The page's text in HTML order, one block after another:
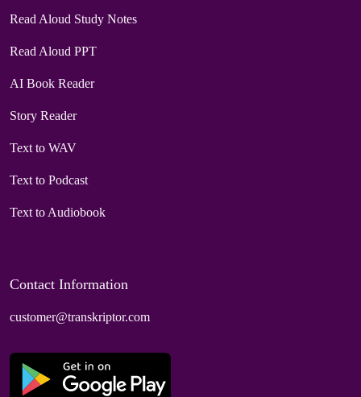
Read Aloud Study Notes
Read Aloud PPT
AI Book Reader
Story Reader
Text to WAV
Text to Podcast
Text to Audiobook
Contact Information
customer@transkriptor.com